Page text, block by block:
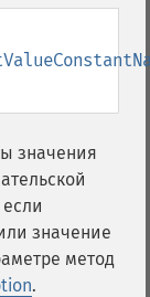
значения
значение
метод
.